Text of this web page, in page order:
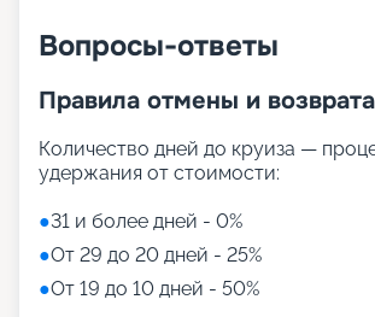
Вопросы-ответы
Правила отмены и возврата
Количество дней до круиза —
удержания от стоимости:
●31 и более дней - 0%
●От 29 до 20 дней - 25%
●От 19 до 10 дней - 50%